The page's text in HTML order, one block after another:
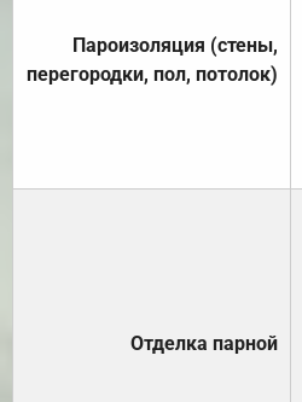
Пароизоляция (стены,
перегородки, пол, потолок)
Отделка парной